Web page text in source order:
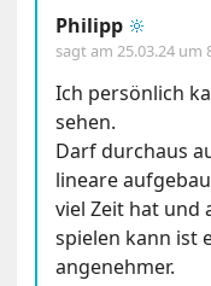
Philipp 🔆
sagt am 25.03.24 um
Ich persönlich
sehen.
Darf durchaus
lineare
viel Zeit hat und
spielen kann ist
angenehmer.